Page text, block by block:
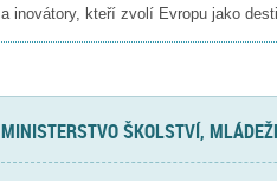
a inovátory, kteří zvolí Evropu jako
MINISTERSTVO ŠKOLSTVÍ,